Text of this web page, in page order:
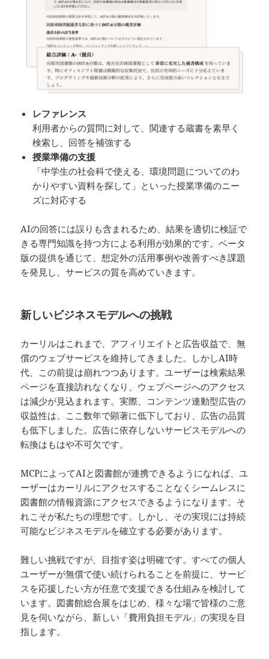
レファレンス
利用者からの質問に対して、関連する蔵書を素早く
検索し、回答を補強する
授業準備の支援
「中学生の社会科で使える、環境問題についてのわ
かりやすい資料を探して」といった授業準備のニー
ズに対応する
AIの回答には誤りも含まれるため、結果を適切に検証で
きる専門知識を持つ方による利用が効果的です。ベータ
版の提供を通じて、想定外の活用事例や改善すべき課題
を発見し、サービスの質を高めていきます。
新しいビジネスモデルへの挑戦
カーリルはこれまで、アフィリエイトと広告収益で、無
償のウェブサービスを維持してきました。しかしAI時
代、この前提は崩れつつあります。ユーザーは検索結果
ページを直接訪れなくなり、ウェブページへのアクセス
は減少が見込まれます。実際、コンテンツ連動型広告の
収益性は、ここ数年で顕著に低下しており、広告の品質
も低下しました。広告に依存しないサービスモデルへの
転換はもはや不可欠です。
MCPによってAIと図書館が連携できるようになれば、ユ
ーザーはカーリルにアクセスすることなくシームレスに
図書館の情報資源にアクセスできるようになります。そ
れこそが私たちの理想です。しかし、その実現には持続
可能なビジネスモデルを確立する必要があります。
難しい挑戦ですが、目指す姿は明確です。すべての個人
ユーザーが無償で使い続けられることを前提に、サービ
スを応援したい方が任意で支援できる仕組みを検討して
います。図書館総合展をはじめ、様々な場で皆様のご意
見を伺いながら、新しい「費用負担モデル」の実現を目
指します。